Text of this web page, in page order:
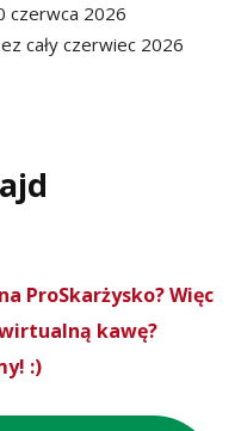
czerwca 2026
cały czerwiec 2026
ProSkarżysko? Więc
kawę?
:)